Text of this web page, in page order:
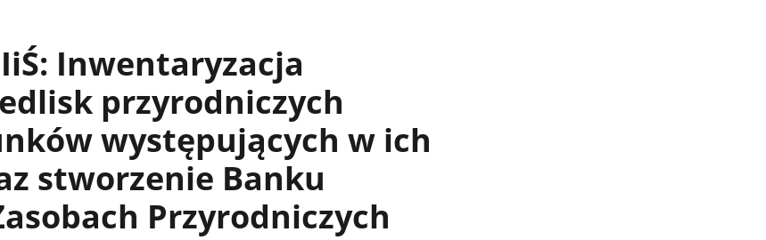
Inwentaryzacja
przyrodniczych
występujących w ich
stworzenie Banku
Przyrodniczych